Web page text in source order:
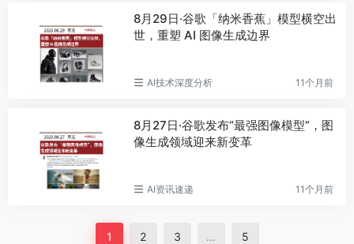
8月29日·谷歌「纳米香蕉」模型横空出
世，重塑 AI 图像生成边界
AI技术深度分析 11个月前
8月27日·谷歌发布“最强图像模型”，图
像生成领域迎来新变革
AI资讯速递 11个月前
1 2 3 … 5